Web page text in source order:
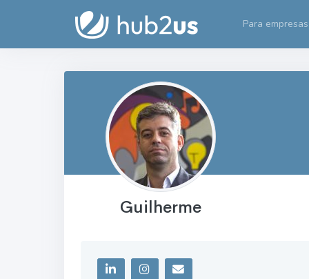
Para empresas
Guilherme